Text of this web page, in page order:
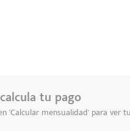
tu pago
'Calcular mensualidad' para ver